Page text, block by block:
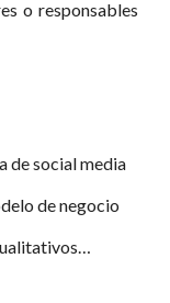
o responsables
social media
de negocio